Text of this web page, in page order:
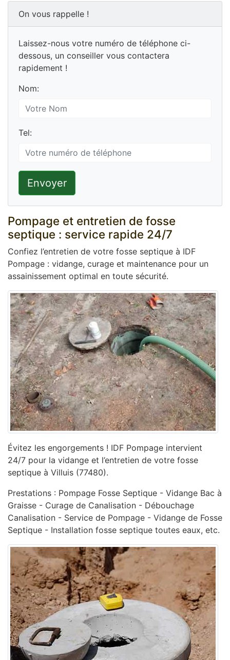
On vous rappelle !
Laissez-nous votre numéro de téléphone ci-
dessous, un conseiller vous contactera
rapidement !
Nom:
Tel:
Envoyer
Pompage et entretien de fosse
septique : service rapide 24/7
Confiez l’entretien de votre fosse septique à IDF
Pompage : vidange, curage et maintenance pour un
assainissement optimal en toute sécurité.
Évitez les engorgements ! IDF Pompage intervient
24/7 pour la vidange et l’entretien de votre fosse
septique à Villuis (77480).
Prestations : Pompage Fosse Septique - Vidange Bac à
Graisse - Curage de Canalisation - ‎Débouchage
Canalisation - ‎Service de Pompage - ‎Vidange de Fosse
Septique - Installation fosse septique toutes eaux, etc.